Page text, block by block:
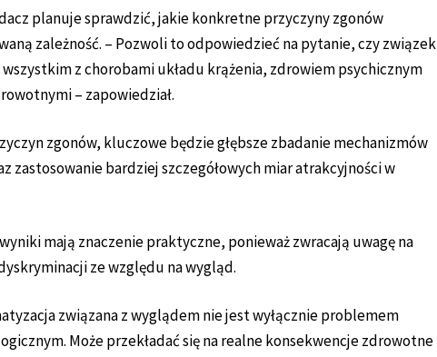
planuje sprawdzić, jakie konkretne przyczyny zgonów
zależność. – Pozwoli to odpowiedzieć na pytanie, czy związek
z chorobami układu krążenia, zdrowiem psychicznym
– zapowiedział.
zgonów, kluczowe będzie głębsze zbadanie mechanizmów
zastosowanie bardziej szczegółowych miar atrakcyjności w
mają znaczenie praktyczne, ponieważ zwracają uwagę na
ze względu na wygląd.
związana z wyglądem nie jest wyłącznie problemem
Może przekładać się na realne konsekwencje zdrowotne